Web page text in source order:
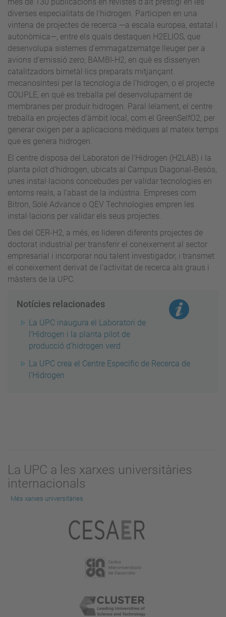
més de 130 publicacions en revistes d'alt prestigi en les
diverses especialitats de l'hidrogen. Participen en una
vintena de projectes de recerca —a escala europea, estatal i
autonòmica—, entre els quals destaquen H2ELIOS, que
desenvolupa sistemes d’emmagatzematge lleuger per a
avions d’emissió zero; BAMBI-H2, en què es dissenyen
catalitzadors bimetàl·lics preparats mitjançant
mecanosíntesi per la tecnologia de l’hidrogen, o el projecte
COUPLE, en què es treballa pel desenvolupament de
membranes per produir hidrogen. Paral·lelament, el centre
treballa en projectes d’àmbit local, com el GreenSelfO2, per
generar oxigen per a aplicacions mèdiques al mateix temps
que es genera hidrogen.
El centre disposa del Laboratori de l’Hidrogen (H2LAB) i la
planta pilot d’hidrogen, ubicats al Campus Diagonal‑Besòs,
unes instal·lacions concebudes per validar tecnologies en
entorns reals, a l’abast de la indústria. Empreses com
Bitron, Solé Advance o QEV Technologies empren les
instal·lacions per validar els seus projectes.
Des del CER-H2, a més, es lideren diferents projectes de
doctorat industrial per transferir el coneixement al sector
empresarial i incorporar nou talent investigador, i transmet
el coneixement derivat de l’activitat de recerca als graus i
màsters de la UPC.
Notícies relacionades
La UPC inaugura el Laboratori de
l’Hidrogen i la planta pilot de
producció d’hidrogen verd
La UPC crea el Centre Específic de Recerca de
l’Hidrogen
La UPC a les xarxes universitàries
internacionals
Més xarxes universitàries